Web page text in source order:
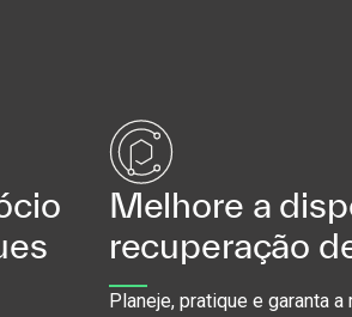
Melhore a
recuperação
Planeje, pratique e garanta